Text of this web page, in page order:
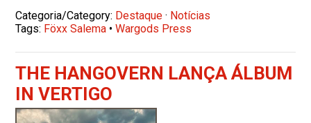
Categoria/Category: Destaque · Notícias
Tags: Föxx Salema •Wargods Press
THE HANGOVERN LANÇA ÁLBUM
IN VERTIGO